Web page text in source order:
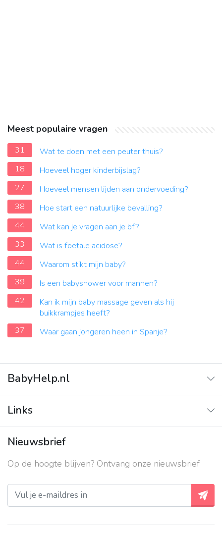
Meest populaire vragen
31
Wat te doen met een peuter thuis?
18
Hoeveel hoger kinderbijslag?
27
Hoeveel mensen lijden aan ondervoeding?
38
Hoe start een natuurlijke bevalling?
44
Wat kan je vragen aan je bf?
33
Wat is foetale acidose?
44
Waarom stikt mijn baby?
39
Is een babyshower voor mannen?
42
Kan ik mijn baby massage geven als hij
buikkrampjes heeft?
37
Waar gaan jongeren heen in Spanje?
BabyHelp.nl
Vraag & Antwoord
Links
Contact
Over ons
Privacy beleid
Nieuwsbrief
Op de hoogte blijven? Ontvang onze nieuwsbrief